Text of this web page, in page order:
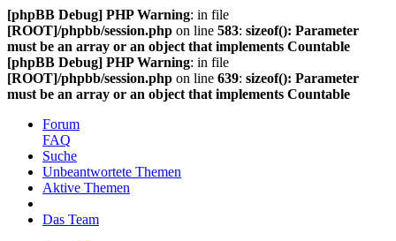
[phpBB Debug] PHP Warning: in file
[ROOT]/phpbb/session.php on line 583: sizeof(): Parameter
must be an array or an object that implements Countable
[phpBB Debug] PHP Warning: in file
[ROOT]/phpbb/session.php on line 639: sizeof(): Parameter
must be an array or an object that implements Countable
Forum
FAQ
Suche
Unbeantwortete Themen
Aktive Themen
Das Team